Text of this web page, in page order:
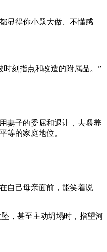
显得你小题大做、不懂感
刻指点和改造的附属品。”
妻子的委屈和退让，去喂养
等的家庭地位。
自己母亲面前，能笑着说
，甚至主动坍塌时，指望河